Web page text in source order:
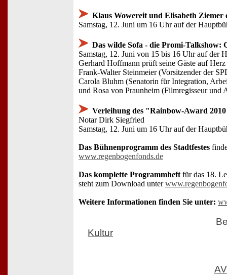
Klaus Wowereit und Elisabeth Ziemer
Samstag, 12. Juni um 16 Uhr auf der
Das wilde Sofa - die Promi-Talkshow:
Samstag, 12. Juni von 15 bis 16 Uhr auf der
Gerhard Hoffmann prüft seine Gäste auf
Frank-Walter Steinmeier (Vorsitzender der
Carola Bluhm (Senatorin für Integration,
und Rosa von Praunheim (Filmregisseur und
Verleihung des "Rainbow-Award
Notar Dirk Siegfried
Samstag, 12. Juni um 16 Uhr auf der
Das Bühnenprogramm des Stadtfestes
www.regenbogenfonds.de
Das komplette Programmheft für das 18.
steht zum Download unter
Weitere Informationen finden Sie unter:
Kultur